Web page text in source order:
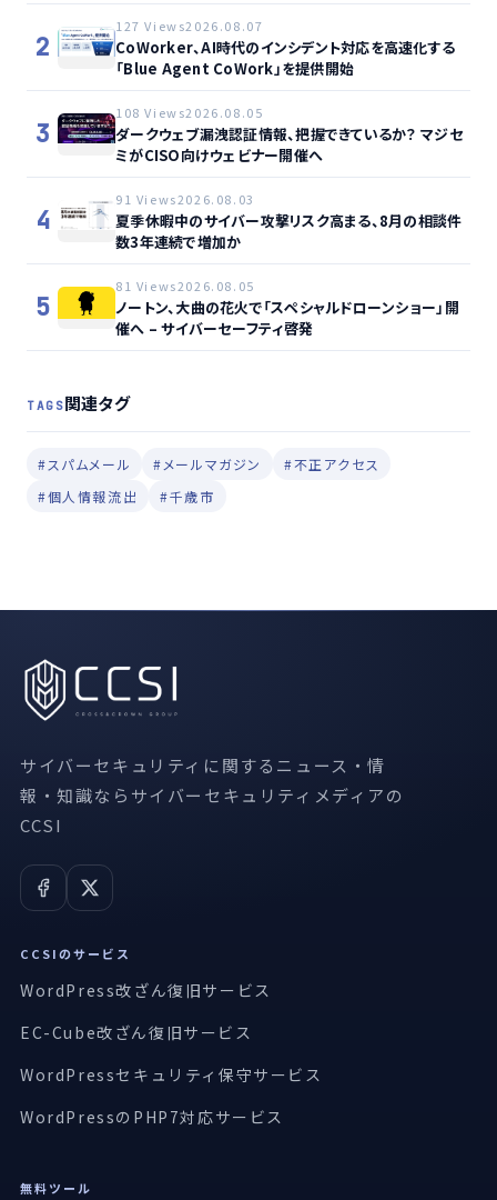
2
127 Views2026.08.07
CoWorker、AI時代のインシデント対応を高速化する
「Blue Agent CoWork」を提供開始
3
108 Views2026.08.05
ダークウェブ漏洩認証情報、把握できているか？ マジセ
ミがCISO向けウェビナー開催へ
4
91 Views2026.08.03
夏季休暇中のサイバー攻撃リスク高まる、8月の相談件
数3年連続で増加か
5
81 Views2026.08.05
ノートン、大曲の花火で「スペシャルドローンショー」開
催へ – サイバーセーフティ啓発
TAGS関連タグ
#スパムメール #メールマガジン
#不正アクセス
#個人情報流出
#千歳市
サイバーセキュリティに関するニュース・情
報・知識ならサイバーセキュリティメディアの
CCSI
CCSIのサービス
WordPress改ざん復旧サービス
EC-Cube改ざん復旧サービス
WordPressセキュリティ保守サービス
WordPressのPHP7対応サービス
無料ツール